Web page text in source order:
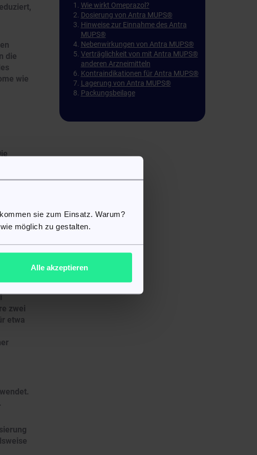
sie zum Einsatz. Warum?
möglich zu gestalten.
Alle akzeptieren
die
wie
vor,
zwei
etwa
Wie wirkt Omeprazol?
Dosierung von Antra MUPS®
Hinweise zur Einnahme des Antra
MUPS®
Nebenwirkungen von Antra MUPS®
Verträglichkeit von mit Antra MUPS®
anderen Arzneimitteln
Kontraindikationen für Antra MUPS®
Lagerung von Antra MUPS®
Packungsbeilage